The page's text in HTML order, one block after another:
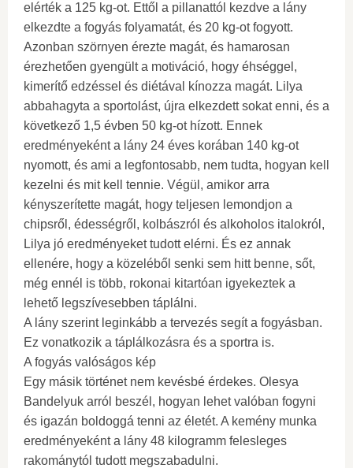
elérték a 125 kg-ot. Ettől a pillanattól kezdve a lány
elkezdte a fogyás folyamatát, és 20 kg-ot fogyott.
Azonban szörnyen érezte magát, és hamarosan
érezhetően gyengült a motiváció, hogy éhséggel,
kimerítő edzéssel és diétával kínozza magát. Lilya
abbahagyta a sportolást, újra elkezdett sokat enni, és a
következő 1,5 évben 50 kg-ot hízott. Ennek
eredményeként a lány 24 éves korában 140 kg-ot
nyomott, és ami a legfontosabb, nem tudta, hogyan kell
kezelni és mit kell tennie. Végül, amikor arra
kényszerítette magát, hogy teljesen lemondjon a
chipsről, édességről, kolbászról és alkoholos italokról,
Lilya jó eredményeket tudott elérni. És ez annak
ellenére, hogy a közeléből senki sem hitt benne, sőt,
még ennél is több, rokonai kitartóan igyekeztek a
lehető legszívesebben táplálni.
A lány szerint leginkább a tervezés segít a fogyásban.
Ez vonatkozik a táplálkozásra és a sportra is.
A fogyás valóságos kép
Egy másik történet nem kevésbé érdekes. Olesya
Bandelyuk arról beszél, hogyan lehet valóban fogyni
és igazán boldoggá tenni az életét. A kemény munka
eredményeként a lány 48 kilogramm felesleges
rakománytól tudott megszabadulni.